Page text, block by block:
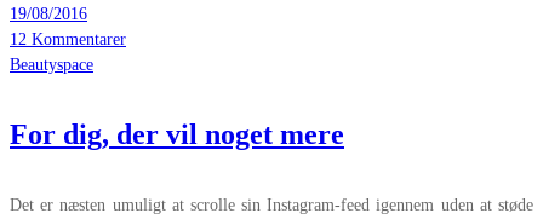
19/08/2016
12 Kommentarer
Beautyspace
For dig, der vil noget mere
Det er næsten umuligt at scrolle sin Instagram-feed igennem uden at støde